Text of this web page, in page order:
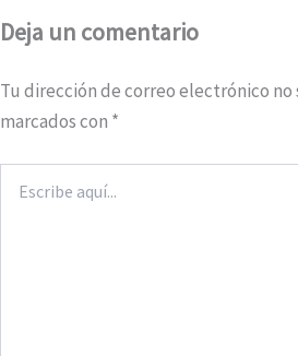
Deja un comentario
Tu dirección de correo electrónico no
marcados con *
aquí...